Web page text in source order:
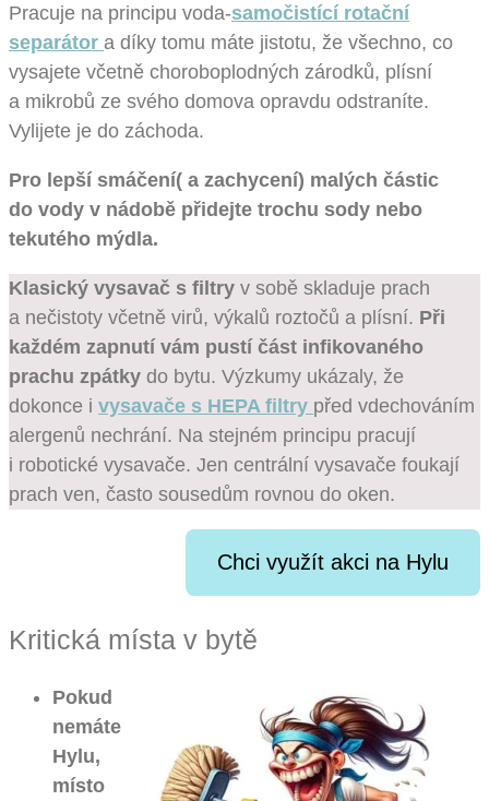
Pracuje na principu voda-samočistící rotační
separátor a díky tomu máte jistotu, že všechno, co
vysajete včetně choroboplodných zárodků, plísní
a mikrobů ze svého domova opravdu odstraníte.
Vylijete je do záchoda.
Pro lepší smáčení( a zachycení) malých částic
do vody v nádobě přidejte trochu sody nebo
tekutého mýdla.
Klasický vysavač s filtry v sobě skladuje prach
a nečistoty včetně virů, výkalů roztočů a plísní. Při
každém zapnutí vám pustí část infikovaného
prachu zpátky do bytu. Výzkumy ukázaly, že
dokonce i vysavače s HEPA filtry před vdechováním
alergenů nechrání. Na stejném principu pracují
i robotické vysavače. Jen centrální vysavače foukají
prach ven, často sousedům rovnou do oken.
Chci využít akci na Hylu
Kritická místa v bytě
Pokud
nemáte
Hylu,
místo